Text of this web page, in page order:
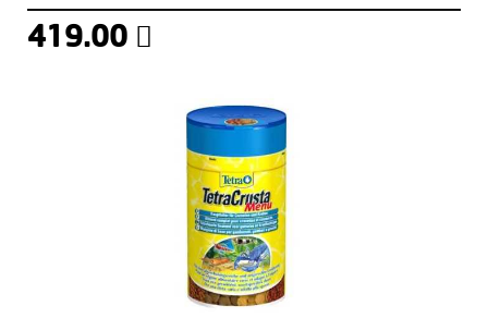
419.00